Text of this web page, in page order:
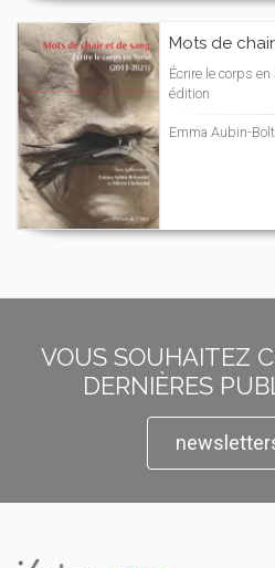
Mots de
Écrire le corps
édition
Emma Aubin-
VOUS SOUHAITEZ
DERNIÈRES